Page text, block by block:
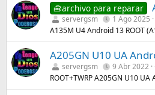
🧰archivo para reparar
servergsm 1 Ago 2025
A135M U4 Android 13 ROOT
A205GN U10 UA
servergsm 9 Abr 2022
ROOT+TWRP A205GN U10